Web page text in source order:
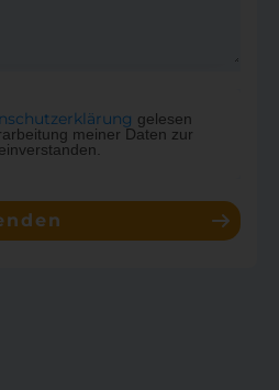
gelesen
meiner Daten zur